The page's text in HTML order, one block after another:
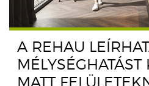
A REHAU
MATT